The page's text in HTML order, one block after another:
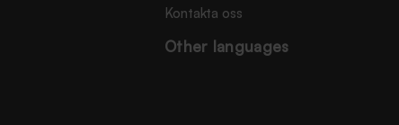
Kontakta oss
Other languages